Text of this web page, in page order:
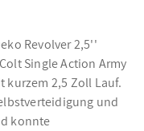
Revolver 2,5''
Single Action Army
kurzem 2,5 Zoll Lauf.
und
konnte